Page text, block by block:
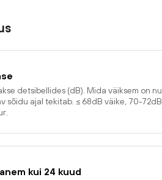
detsibellides (dB). Mida väiksem on
sõidu ajal tekitab. ≤ 68dB väike, 70-
kui 24 kuud